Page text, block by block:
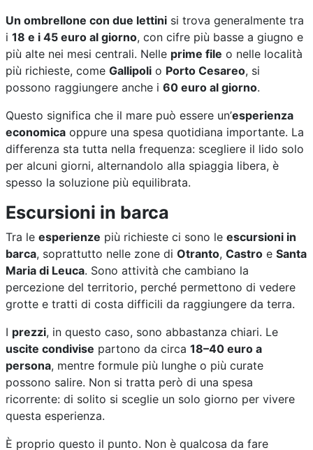
Un ombrellone con due lettini si trova generalmente tra
i 18 e i 45 euro al giorno, con cifre più basse a giugno e
più alte nei mesi centrali. Nelle prime file o nelle località
più richieste, come Gallipoli o Porto Cesareo, si
possono raggiungere anche i 60 euro al giorno.
Questo significa che il mare può essere un’esperienza
economica oppure una spesa quotidiana importante. La
differenza sta tutta nella frequenza: scegliere il lido solo
per alcuni giorni, alternandolo alla spiaggia libera, è
spesso la soluzione più equilibrata.
Escursioni in barca
Tra le esperienze più richieste ci sono le escursioni in
barca, soprattutto nelle zone di Otranto, Castro e Santa
Maria di Leuca. Sono attività che cambiano la
percezione del territorio, perché permettono di vedere
grotte e tratti di costa difficili da raggiungere da terra.
I prezzi, in questo caso, sono abbastanza chiari. Le
uscite condivise partono da circa 18–40 euro a
persona, mentre formule più lunghe o più curate
possono salire. Non si tratta però di una spesa
ricorrente: di solito si sceglie un solo giorno per vivere
questa esperienza.
È proprio questo il punto. Non è qualcosa da fare